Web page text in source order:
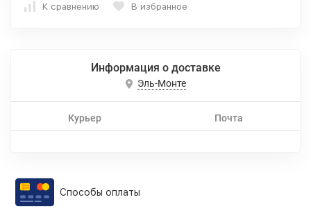
К сравнению В избранное
Информация о доставке
Эль-Монте
Курьер Почта
Способы оплаты